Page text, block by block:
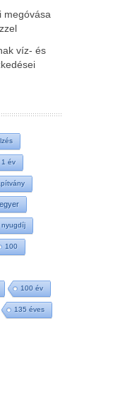
megóvása
víz- és
1 év
nyugdíj
100
100 év
135 éves